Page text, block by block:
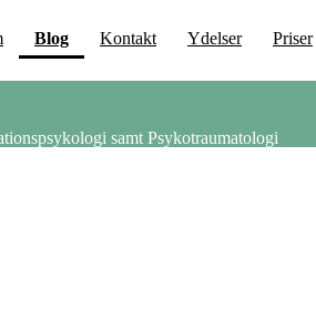
Blog(current)
Kontakt Ydelser Priser
samt Psykotraumatologi